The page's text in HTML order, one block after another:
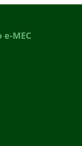
MEC